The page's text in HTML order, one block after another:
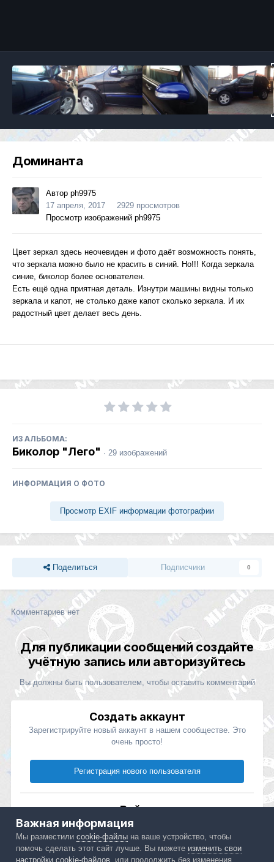
Доминанта
Автор ph9975
17 апреля, 2017
2929 просмотров
Просмотр изображений ph9975
Цвет зеркал здесь неочевиден и фото даёт возможность понять,
что зеркала можно было не красить в синий. Но!!! Когда зеркала
синие, биколор более основателен.
Есть ещё одна приятная деталь. Изнутри машины видны только
зеркала и капот, не столько даже капот сколько зеркала. И их
радостный цвет делает весь день.
ИЗ АЛЬБОМА:
Биколор "Лего" · 29 изображений
ИНФОРМАЦИЯ О ФОТО
Просмотр EXIF информации фотографии
Поделиться Подписчики 0
Комментариев нет
Для публикации сообщений создайте
учётную запись или авторизуйтесь
Вы должны быть пользователем, чтобы оставить комментарий
Создать аккаунт
Зарегистрируйте новый аккаунт в нашем сообществе. Это
очень просто!
Регистрация нового пользователя
Войти
Уже есть аккаунт? Войти в систему.
Войти
Важная информация
Мы разместилиcookie-файлы на ваше устройство, чтобы
помочь сделать этот сайт лучше. Вы можете изменить свои
настройки cookie-файлов , или продолжить без изменения